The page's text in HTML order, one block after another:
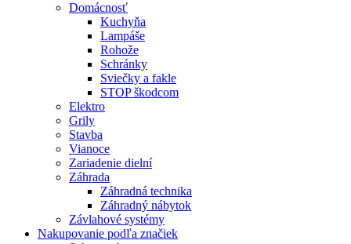
Domácnosť
Kuchyňa
Lampáše
Rohože
Schránky
Sviečky a fakle
STOP škodcom
Elektro
Grily
Stavba
Vianoce
Zariadenie dielní
Záhrada
Záhradná technika
Záhradný nábytok
Závlahové systémy
Nakupovanie podľa značiek